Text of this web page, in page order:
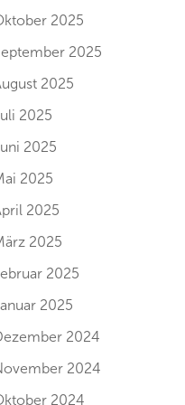
2025
2025
2025
2025
2025
2025
2025
2025
2025
2025
2024
2024
2024